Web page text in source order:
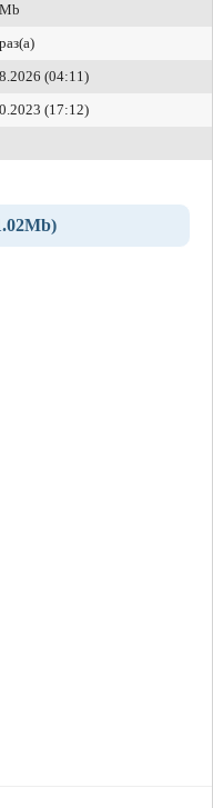
(04:11)
(17:12)